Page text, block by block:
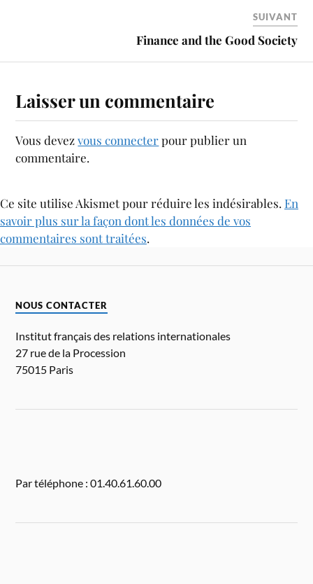
SUIVANT
Finance and the Good Society
Laisser un commentaire
Vous devezvous connecterpour publier un
commentaire.
Ce site utilise Akismet pour réduire les indésirables. En
savoir plus sur la façon dont les données de vos
commentaires sont traitées.
NOUS CONTACTER
Institut français des relations internationales
27 rue de la Procession
75015 Paris
Par téléphone : 01.40.61.60.00